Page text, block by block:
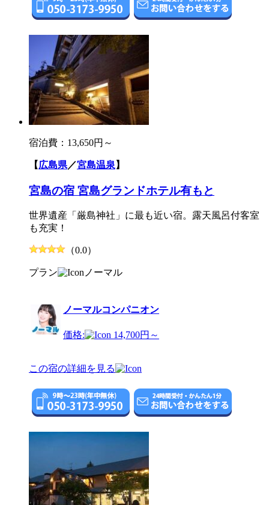
宿泊費： 13,650円～
【広島県／宮島温泉 】
宮島の宿 宮島グランドホテル有もと
世界遺産「厳島神社」に最も近い宿。露天風呂付客室
も充実！
（0.0）
プラン ノーマル
ノーマルコンパニオン
価格: 14,700円～
この宿の詳細を見る